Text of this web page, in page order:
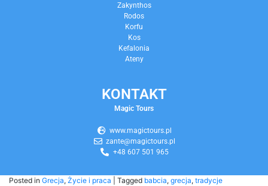
Zakynthos
Rodos
Korfu
Kos
Kefalonia
Ateny
KONTAKT
Magic Tours
www.magictours.pl
zante@magictours.pl
+48 607 501 965
Posted in Grecja, Życie i praca Tagged babcia, grecja, tradycje